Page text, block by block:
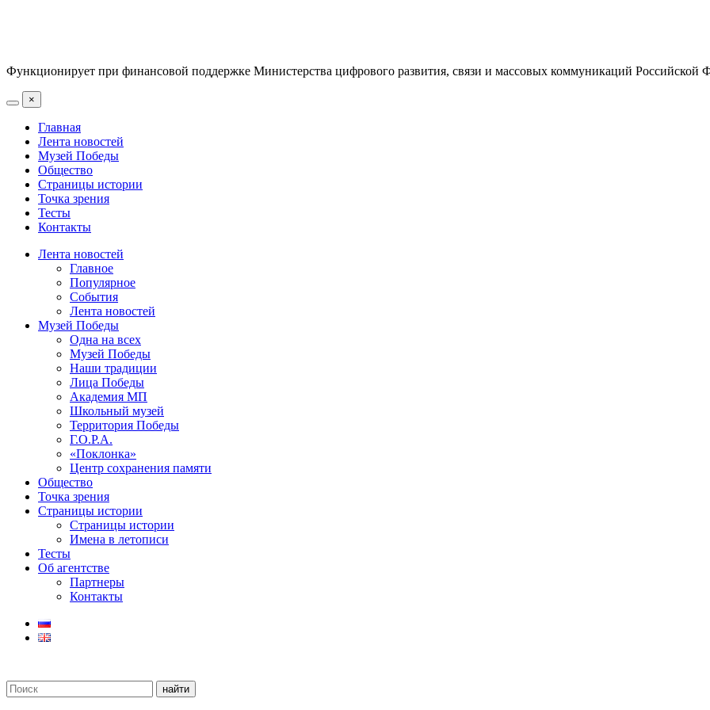
Функционирует при финансовой поддержке Министерства цифрового развития, связи и массовых коммуникаций Российской
×
Главная
Лента новостей
Музей Победы
Общество
Страницы истории
Точка зрения
Тесты
Контакты
Лента новостей
Главное
Популярное
События
Лента новостей
Музей Победы
Одна на всех
Музей Победы
Наши традиции
Лица Победы
Академия МП
Школьный музей
Территория Победы
Г.О.Р.А.
«Поклонка»
Центр сохранения памяти
Общество
Точка зрения
Страницы истории
Страницы истории
Имена в летописи
Тесты
Об агентстве
Партнеры
Контакты